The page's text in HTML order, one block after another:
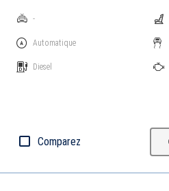
-
Automatique
Diesel
Comparez